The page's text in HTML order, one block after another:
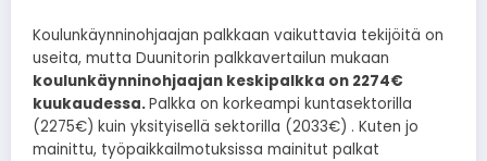
Koulunkäynninohjaajan palkkaan vaikuttavia tekijöitä on
useita, mutta Duunitorin palkkavertailun mukaan
koulunkäynninohjaajan keskipalkka on 2274€
kuukaudessa.Palkka on korkeampi kuntasektorilla
(2275€) kuin yksityisellä sektorilla (2033€) . Kuten jo
mainittu, työpaikkailmotuksissa mainitut palkat